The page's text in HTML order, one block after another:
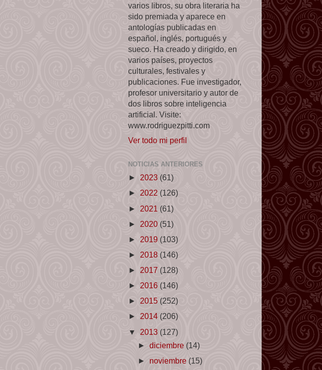
varios libros, su obra literaria ha
sido premiada y aparece en
antologías publicadas en
español, inglés, portugués y
sueco. Ha creado y dirigido, en
varios países, proyectos
culturales, festivales y
publicaciones. Fue investigador,
profesor universitario y autor de
dos libros sobre inteligencia
artificial. Visite:
www.rodriguezpitti.com
Ver todo mi perfil
NOTICIAS ANTERIORES
► 2023 (61)
► 2022 (126)
► 2021 (61)
► 2020 (51)
► 2019 (103)
► 2018 (146)
► 2017 (128)
► 2016 (146)
► 2015 (252)
► 2014 (206)
▼ 2013 (127)
►diciembre (14)
► noviembre (15)